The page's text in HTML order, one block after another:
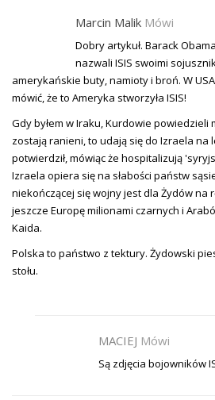
Marcin Malik Mówi
Dobry artykuł. Barack
nazwali ISIS swoimi
amerykańskie buty, namioty i broń. W
mówić, że to Ameryka stworzyła ISIS!
Gdy byłem w Iraku, Kurdowie powiedzieli
zostają ranieni, to udają się do Izraela na
potwierdził, mówiąc że hospitalizują
Izraela opiera się na słabości państw
niekończącej się wojny jest dla Żydów na
jeszcze Europę milionami czarnych i
Kaida.
Polska to państwo z tektury. Żydowski
stołu.
MACIEJ Mówi
Są zdjęcia bojowników